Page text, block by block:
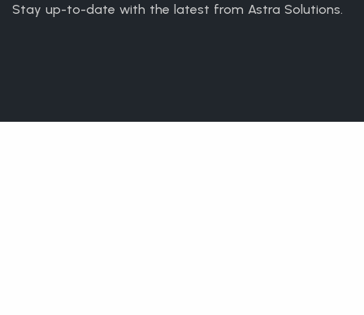
Stay up-to-date with the latest from Astra Solutions.